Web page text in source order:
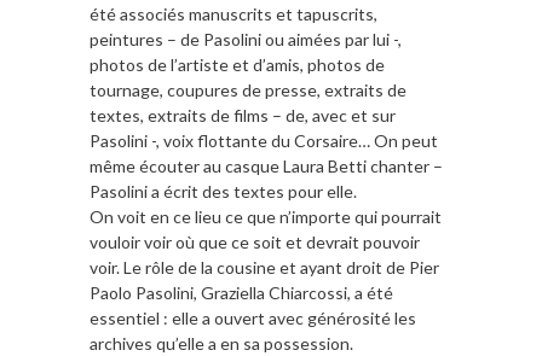
été associés manuscrits et tapuscrits,
peintures – de Pasolini ou aimées par lui -,
photos de l’artiste et d’amis, photos de
tournage, coupures de presse, extraits de
textes, extraits de films – de, avec et sur
Pasolini -, voix flottante du Corsaire… On peut
même écouter au casque Laura Betti chanter –
Pasolini a écrit des textes pour elle.
On voit en ce lieu ce que n’importe qui pourrait
vouloir voir où que ce soit et devrait pouvoir
voir. Le rôle de la cousine et ayant droit de Pier
Paolo Pasolini, Graziella Chiarcossi, a été
essentiel : elle a ouvert avec générosité les
archives qu’elle a en sa possession.